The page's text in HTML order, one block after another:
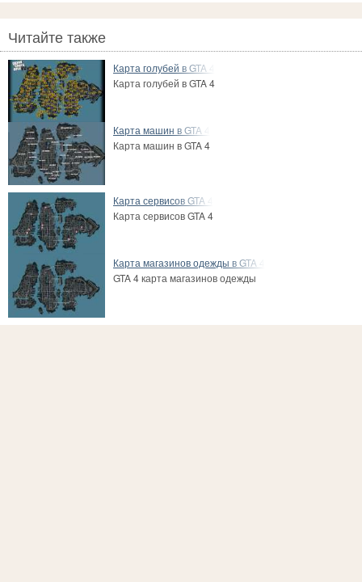
Читайте также
Карта голубей в GTA 4
Карта голубей в GTA 4
Карта машин в GTA 4
Карта машин в GTA 4
Карта сервисов GTA 4
Карта сервисов GTA 4
Карта магазинов одежды в GTA 4
GTA 4 карта магазинов одежды